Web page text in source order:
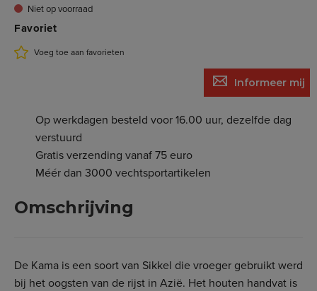
Niet op voorraad
Favoriet
Voeg toe aan favorieten
Informeer mij
Op werkdagen besteld voor 16.00 uur, dezelfde dag
verstuurd
Gratis verzending vanaf 75 euro
Méér dan 3000 vechtsportartikelen
Omschrijving
De Kama is een soort van Sikkel die vroeger gebruikt werd
bij het oogsten van de rijst in Azië. Het houten handvat is